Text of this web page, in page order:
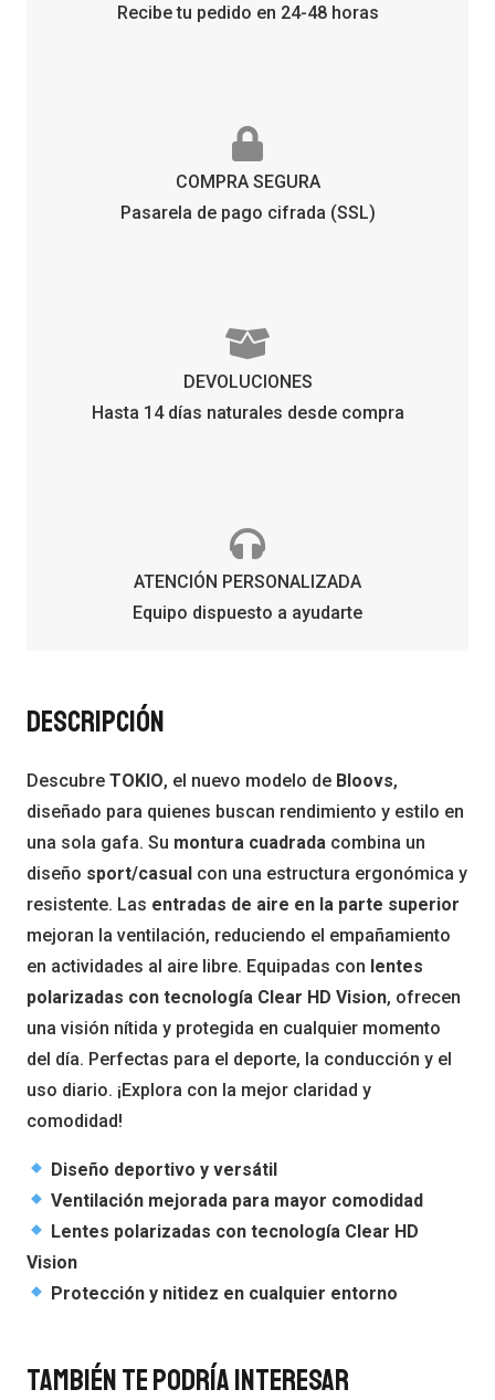
Recibe tu pedido en 24-48 horas
COMPRA SEGURA
Pasarela de pago cifrada (SSL)
DEVOLUCIONES
Hasta 14 días naturales desde compra
ATENCIÓN PERSONALIZADA
Equipo dispuesto a ayudarte
DESCRIPCIÓN
Descubre TOKIO, el nuevo modelo de Bloovs,
diseñado para quienes buscan rendimiento y estilo en
una sola gafa. Su montura cuadrada combina un
diseño sport/casual con una estructura ergonómica y
resistente. Las entradas de aire en la parte superior
mejoran la ventilación, reduciendo el empañamiento
en actividades al aire libre. Equipadas con lentes
polarizadas con tecnología Clear HD Vision, ofrecen
una visión nítida y protegida en cualquier momento
del día. Perfectas para el deporte, la conducción y el
uso diario. ¡Explora con la mejor claridad y
comodidad!
Diseño deportivo y versátil
Ventilación mejorada para mayor comodidad
Lentes polarizadas con tecnología Clear HD
Vision
Protección y nitidez en cualquier entorno
También te podría interesar